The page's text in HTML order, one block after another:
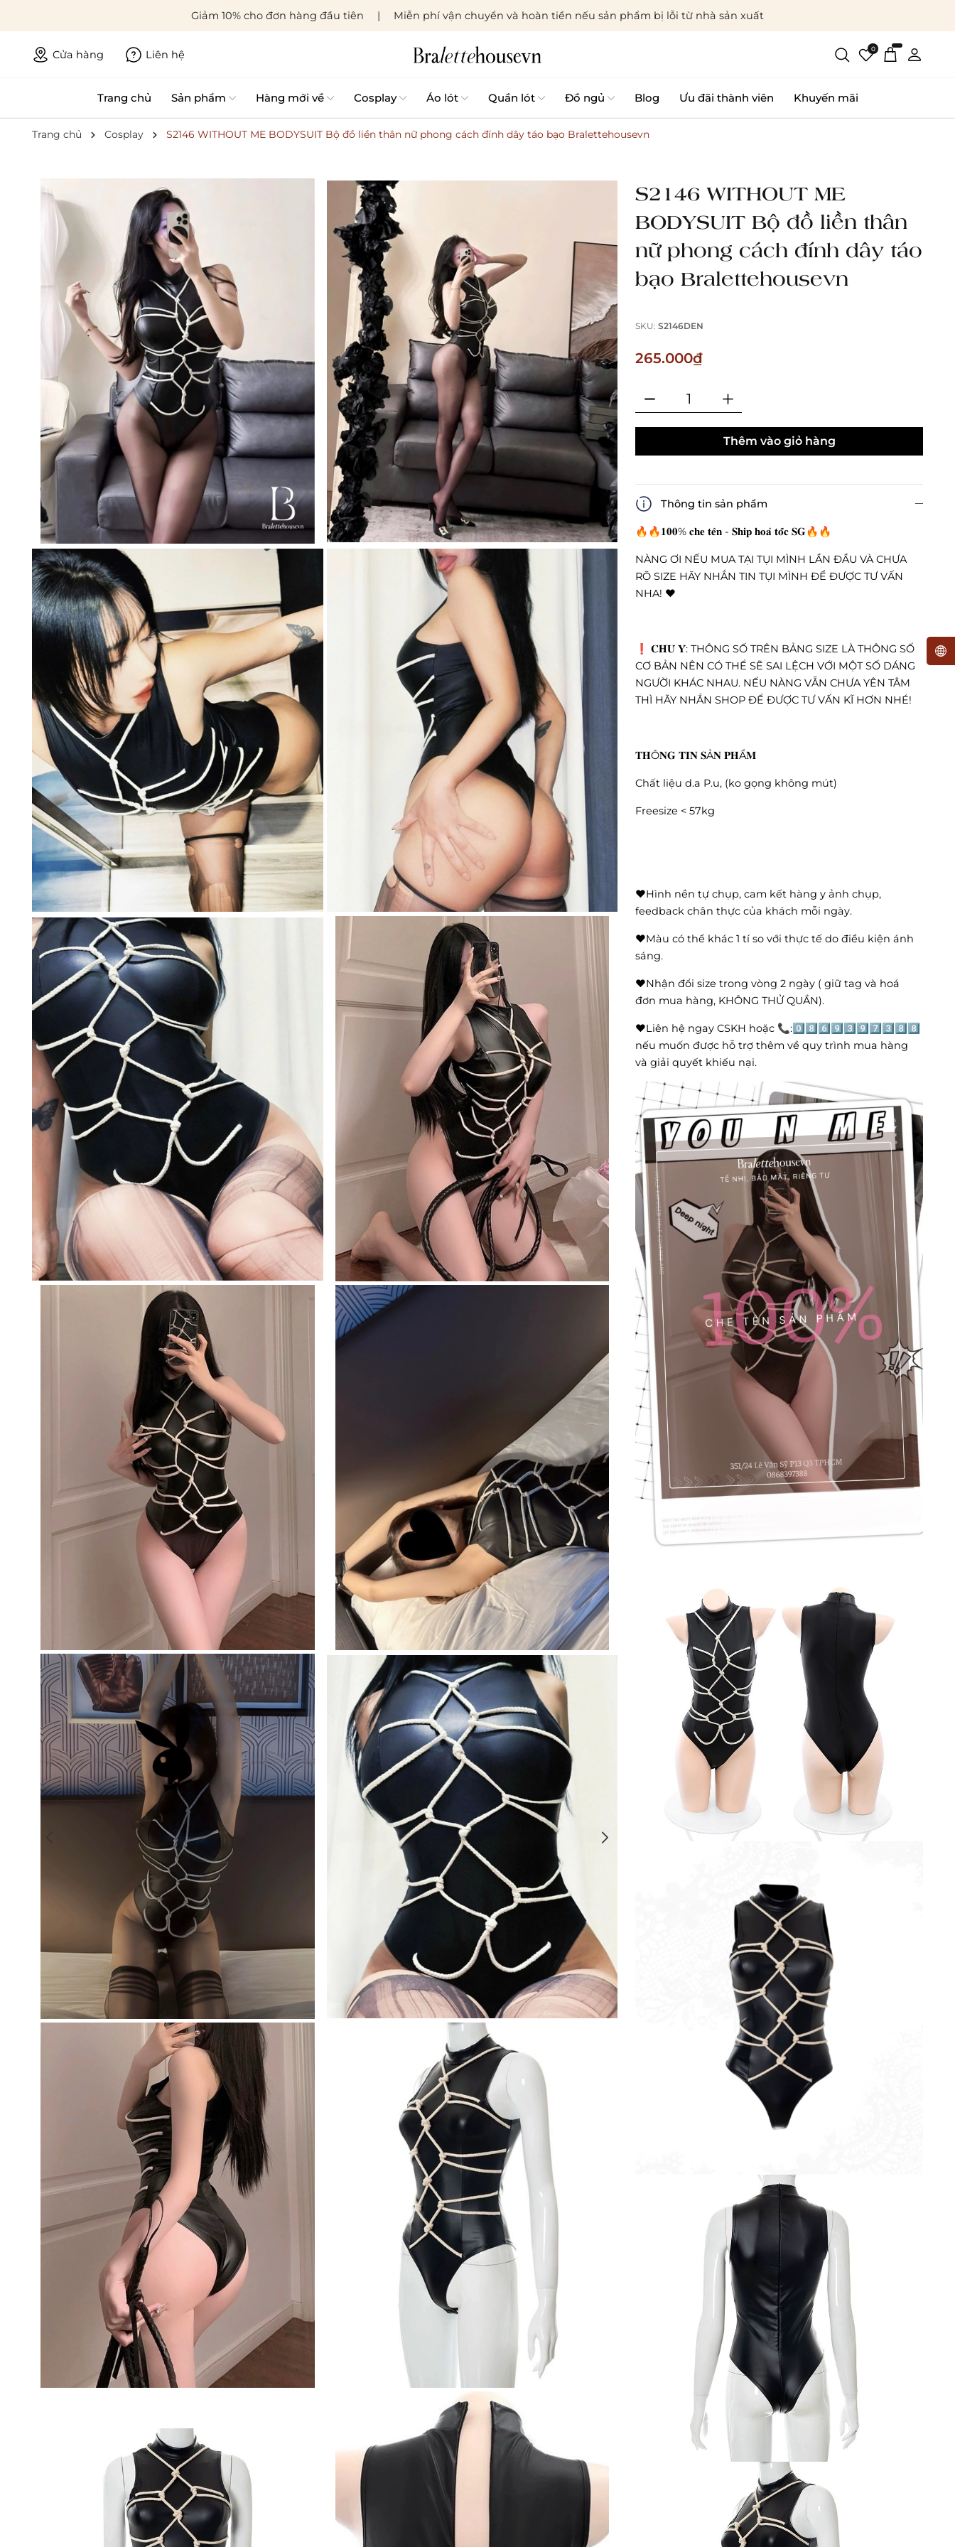
Giảm 10% cho đơn hàng đầu tiên Miễn phí vận chuyển và hoàn tiền nếu sản phẩm bị lỗi từ nhà sản xuất
Cửa hàng Liên hệ 0
Trang chủ Sản phẩm Hàng mới về Cosplay Áo lót Quần lót Đồ ngủ Blog Ưu đãi thành viên Khuyến mãi
Trang chủ Cosplay S2146 WITHOUT ME BODYSUIT Bộ đồ liền thân nữ phong cách đính dây táo bạo Bralettehousevn
S2146 WITHOUT ME
BODYSUIT Bộ đồ liền thân
nữ phong cách đính dây táo
bạo Bralettehousevn
SKU:S2146DEN
265.000₫
Thêm vào giỏ hàng
Thông tin sản phẩm
🔥🔥𝟏𝟎𝟎% 𝐜𝐡𝐞 𝐭𝐞̂𝐧 - 𝐒𝐡𝐢𝐩 𝐡𝐨𝐚̉ 𝐭𝐨̂́𝐜 𝐒𝐆🔥🔥
NÀNG ƠI NẾU MUA TẠI TỤI MÌNH LẦN ĐẦU VÀ CHƯA
RÕ SIZE HÃY NHẮN TIN TỤI MÌNH ĐỂ ĐƯỢC TƯ VẤN
NHA! ❤️
❗️ 𝐂𝐇𝐔́ 𝐘́: THÔNG SỐ TRÊN BẢNG SIZE LÀ THÔNG SỐ
CƠ BẢN NÊN CÓ THỂ SẼ SAI LỆCH VỚI MỘT SỐ DÁNG
NGƯỜI KHÁC NHAU. NẾU NÀNG VẪN CHƯA YÊN TÂM
THÌ HÃY NHẮN SHOP ĐỂ ĐƯỢC TƯ VẤN KĨ HƠN NHÉ!
𝐓𝐇Ô𝐍𝐆 𝐓𝐈𝐍 𝐒Ả𝐍 𝐏𝐇Ẩ𝐌
Chất liệu d.a P.u, (ko gọng không mút)
Freesize < 57kg
❤️Hình nền tự chụp, cam kết hàng y ảnh chụp,
feedback chân thực của khách mỗi ngày.
❤️Màu có thể khác 1 tí so với thực tế do điều kiện ánh
sáng.
❤️Nhận đổi size trong vòng 2 ngày ( giữ tag và hoá
đơn mua hàng, KHÔNG THỬ QUẦN).
❤️Liên hệ ngay CSKH hoặc 📞:0️⃣8️⃣6️⃣9️⃣3️⃣9️⃣7️⃣3️⃣8️⃣8️⃣
nếu muốn được hỗ trợ thêm về quy trình mua hàng
và giải quyết khiếu nại.